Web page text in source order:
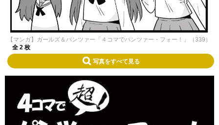
【マンガ】ガールズ＆パンツァー「４コマでパンツァー・フォー！」（339）
全 2 枚
写真をすべて見る